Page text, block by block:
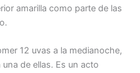
amarilla como parte de las
12 uvas a la medianoche,
de ellas. Es un acto